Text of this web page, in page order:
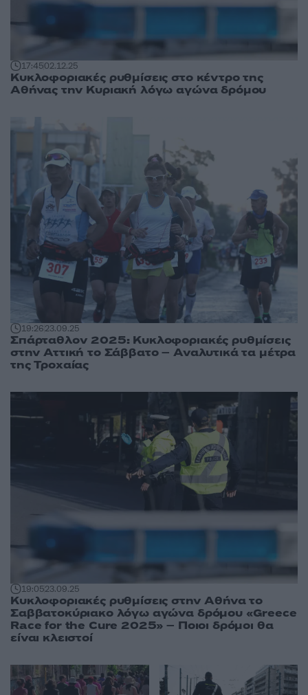
17:4502.12.25
Kυκλοφοριακές ρυθμίσεις στο κέντρο της
Αθήνας την Κυριακή λόγω αγώνα δρόμου
19:2623.09.25
Σπάρταθλον 2025: Κυκλοφοριακές ρυθμίσεις
στην Αττική το Σάββατο – Αναλυτικά τα μέτρα
της Τροχαίας
19:0523.09.25
Κυκλοφοριακές ρυθμίσεις στην Αθήνα το
Σαββατοκύριακο λόγω αγώνα δρόμου «Greece
Race for the Cure 2025» – Ποιοι δρόμοι θα
είναι κλειστοί